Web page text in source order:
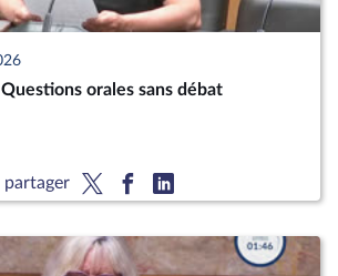
orales sans débat
partager